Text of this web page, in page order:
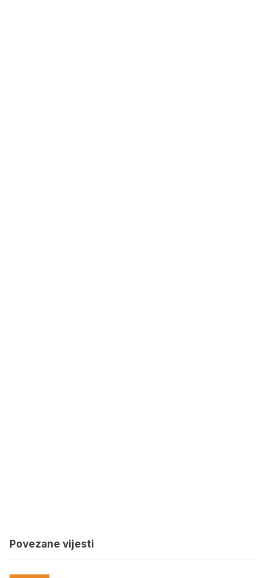
Povezane vijesti